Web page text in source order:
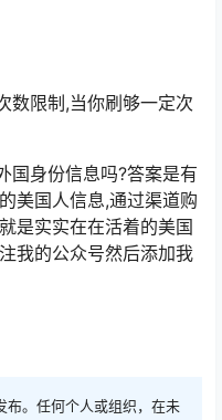
数限制,当你刷够一定次
国身份信息吗?答案是有
美国人信息,通过渠道购
是实实在在活着的美国
我的公众号然后添加我
布。任何个人或组织，在未